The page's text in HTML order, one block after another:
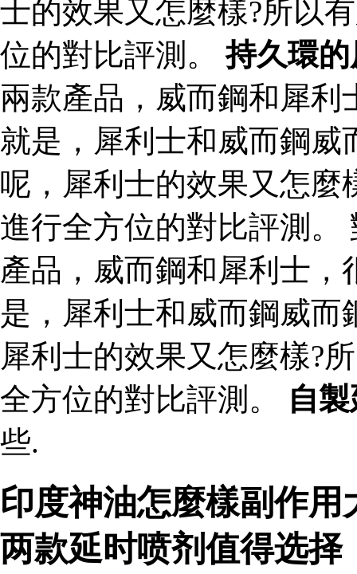
士的效果又怎麼樣?所以
位的對比評測。持久環
兩款產品，威而鋼和犀
就是，犀利士和威而鋼威
呢，犀利士的效果又怎麼
進行全方位的對比評測。
產品，威而鋼和犀利士
是，犀利士和威而鋼威
犀利士的效果又怎麼樣?
全方位的對比評測。
自
些.
印度神油怎麼樣副作
两款延时喷剂值得选择